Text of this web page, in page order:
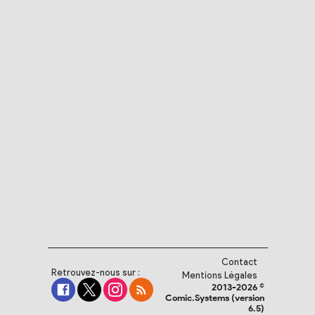
Retrouvez-nous sur :
Contact
Mentions Légales
2013-2026 ©
Comic.Systems (version
6.5)